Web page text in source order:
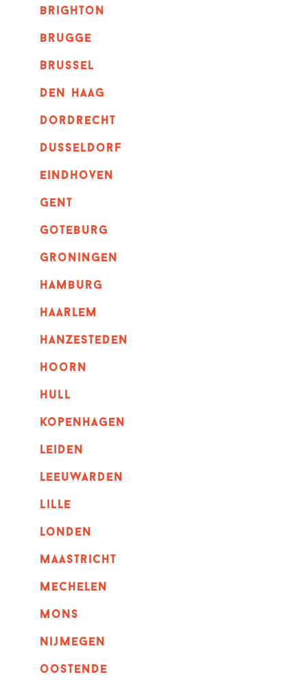
brighton
brugge
Brussel
Den haag
dordrecht
dusseldorf
eindhoven
GENT
goteburg
groningen
hamburg
haarlem
hanzesteden
hoorn
hull
kopenhagen
leiden
leeuwarden
lille
londen
maastricht
mechelen
mons
nijmegen
oostende